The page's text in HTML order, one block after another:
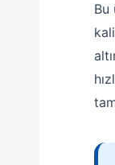
Bu